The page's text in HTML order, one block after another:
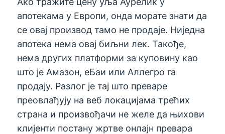
апотекама у Европи, онда морате знати да
се овај производ тамо не продаје. Ниједна
апотека нема овај биљни лек. Такође,
нема других платформи за куповину као
што је Амазон, еБаи или Аллегро га
продају. Разлог је тај што преваре
преовлађују на веб локацијама трећих
страна и произвођачи не желе да њихови
клијенти постану жртве онлајн превара